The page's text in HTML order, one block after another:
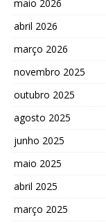
maio 2026
abril 2026
março 2026
novembro 2025
outubro 2025
agosto 2025
junho 2025
maio 2025
abril 2025
março 2025